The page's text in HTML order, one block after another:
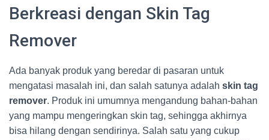
Berkreasi dengan Skin Tag
Remover
Ada banyak produk yang beredar di pasaran untuk
mengatasi masalah ini, dan salah satunya adalah skin tag
remover. Produk ini umumnya mengandung bahan-bahan
yang mampu mengeringkan skin tag, sehingga akhirnya
bisa hilang dengan sendirinya. Salah satu yang cukup